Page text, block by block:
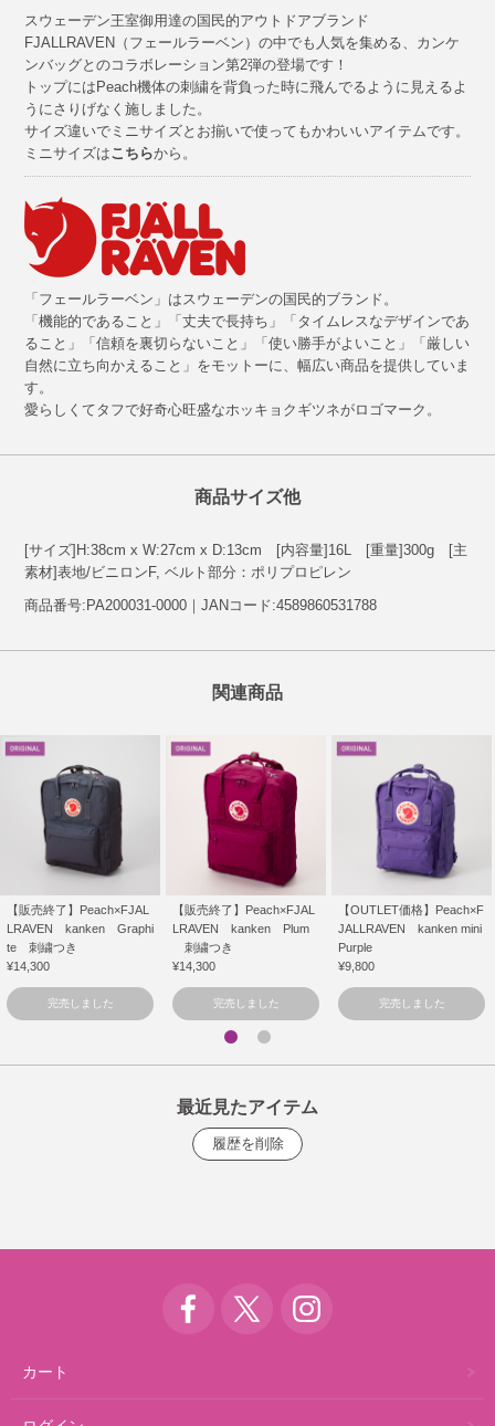
スウェーデン王室御用達の国民的アウトドアブランド
FJALLRAVEN（フェールラーベン）の中でも人気を集める、カンケ
ンバッグとのコラボレーション第2弾の登場です！
トップにはPeach機体の刺繍を背負った時に飛んでるように見えるよ
うにさりげなく施しました。
サイズ違いでミニサイズとお揃いで使ってもかわいいアイテムです。
ミニサイズはこちらから。
「フェールラーベン」はスウェーデンの国民的ブランド。
「機能的であること」「丈夫で長持ち」「タイムレスなデザインであ
ること」「信頼を裏切らないこと」「使い勝手がよいこと」「厳しい
自然に立ち向かえること」をモットーに、幅広い商品を提供していま
す。
愛らしくてタフで好奇心旺盛なホッキョクギツネがロゴマーク。
商品サイズ他
[サイズ]H:38cm x W:27cm x D:13cm [内容量]16L [重量]300g [主
素材]表地/ビニロンF, ベルト部分：ポリプロピレン
商品番号:PA200031-0000｜JANコード:4589860531788
関連商品
【販売終了】Peach×FJAL
LRAVEN kanken Graphi
te 刺繍つき
¥14,300
完売しました
【販売終了】Peach×FJAL
LRAVEN kanken Plum
刺繍つき
¥14,300
完売しました
【OUTLET価格】Peach×F
JALLRAVEN kanken mini
Purple
¥9,800
完売しました
最近見たアイテム
カート